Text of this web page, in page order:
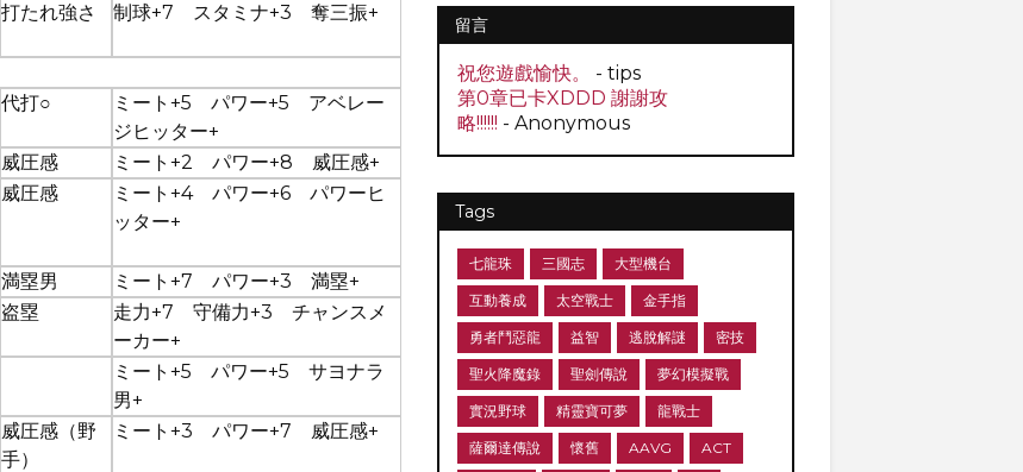
打たれ強さ 制球+7 スタミナ+3 奪三振+
代打○
ミート+5 パワー+5 アベレー
ジヒッター+
威圧感
ミート+2 パワー+8 威圧感+
威圧感
ミート+4 パワー+6 パワーヒ
ッター+
満塁男
ミート+7 パワー+3 満塁+
盗塁
走力+7 守備力+3 チャンスメ
ーカー+
ミート+5 パワー+5 サヨナラ
男+
威圧感（野
手）
ミート+3 パワー+7 威圧感+
留言
祝您遊戲愉快。
- tips
第0章已卡XDDD 謝謝攻
略!!!!!! - Anonymous
Tags
七龍珠 三國志 大型機台
互動養成 太空戰士 金手指
勇者鬥惡龍 益智 逃脫解謎 密技
聖火降魔錄 聖劍傳說 夢幻模擬戰
實況野球 精靈寶可夢 龍戰士
薩爾達傳說 懷舊 AAVG ACT